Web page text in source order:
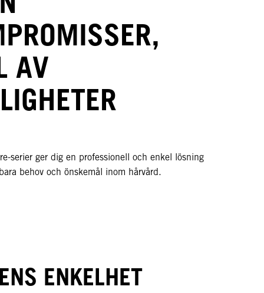
AV
serier ger dig en professionell och enkel lösning
behov och önskemål inom hårvård.
ENKELHET